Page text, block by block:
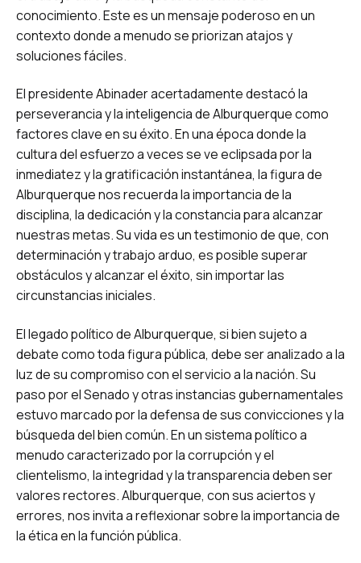
conocimiento. Este es un mensaje poderoso en un
contexto donde a menudo se priorizan atajos y
soluciones fáciles.
El presidente Abinader acertadamente destacó la
perseverancia y la inteligencia de Alburquerque como
factores clave en su éxito. En una época donde la
cultura del esfuerzo a veces se ve eclipsada por la
inmediatez y la gratificación instantánea, la figura de
Alburquerque nos recuerda la importancia de la
disciplina, la dedicación y la constancia para alcanzar
nuestras metas. Su vida es un testimonio de que, con
determinación y trabajo arduo, es posible superar
obstáculos y alcanzar el éxito, sin importar las
circunstancias iniciales.
El legado político de Alburquerque, si bien sujeto a
debate como toda figura pública, debe ser analizado a la
luz de su compromiso con el servicio a la nación. Su
paso por el Senado y otras instancias gubernamentales
estuvo marcado por la defensa de sus convicciones y la
búsqueda del bien común. En un sistema político a
menudo caracterizado por la corrupción y el
clientelismo, la integridad y la transparencia deben ser
valores rectores. Alburquerque, con sus aciertos y
errores, nos invita a reflexionar sobre la importancia de
la ética en la función pública.